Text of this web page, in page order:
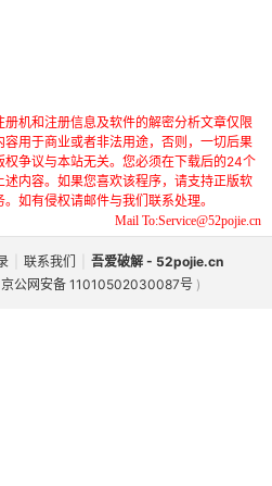
机和注册信息及软件的解密分析文章仅限
用于商业或者非法用途，否则，一切后果
争议与本站无关。您必须在下载后的24个
内容。如果您喜欢该程序，请支持正版软
如有侵权请邮件与我们联系处理。
Mail To:Service@52pojie.cn
联系我们
吾爱破解 - 52pojie.cn
公网安备 11010502030087号 )